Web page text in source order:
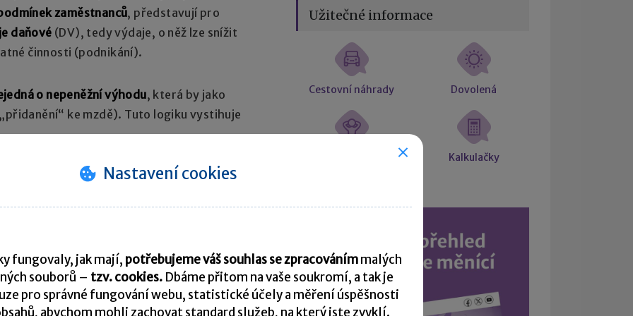
zaměstnanců, představují pro
daňové (DV), tedy výdaje, o něž lze snížit
činnosti (podnikání).
o nepeněžní výhodu, která by jako
ke mzdě). Tuto logiku vystihuje
se zaměstnanci z pohledu daně z příjmů
na
NP
Nezdanitelný příjem zaměstnance,
Užitečné informace
Cestovní náhrady Dovolená
Kalkulačky
Nastavení cookies
fungovaly, jak mají, potřebujeme váš souhlas se zpracovánímmalých
souborů – tzv. cookies. Dbáme přitom na vaše soukromí, a tak je
pro správné fungování webu, statistické účely a měření úspěšnosti
abychom mohli zachovat standard služeb, na který jste zvyklí.